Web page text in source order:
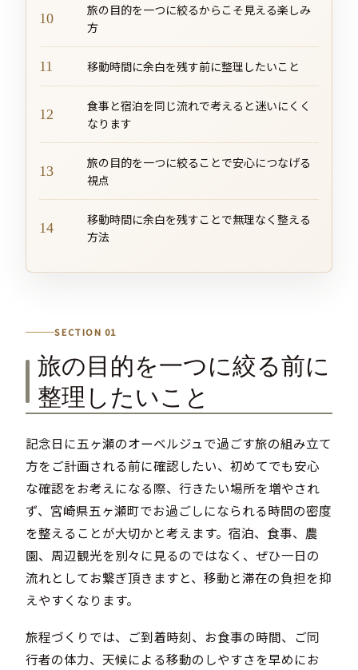
旅の目的を一つに絞るからこそ見える楽しみ
方
移動時間に余白を残す前に整理したいこと
食事と宿泊を同じ流れで考えると迷いにくく
なります
旅の目的を一つに絞ることで安心につなげる
視点
移動時間に余白を残すことで無理なく整える
方法
SECTION 01
旅の目的を一つに絞る前に
整理したいこと
記念日に五ヶ瀬のオーベルジュで過ごす旅の組み立て
方をご計画される前に確認したい、初めてでも安心
な確認をお考えになる際、行きたい場所を増やされ
ず、宮崎県五ヶ瀬町でお過ごしになられる時間の密度
を整えることが大切かと考えます。宿泊、食事、農
園、周辺観光を別々に見るのではなく、ぜひ一日の
流れとしてお繋ぎ頂きますと、移動と滞在の負担を抑
えやすくなります。
旅程づくりでは、ご到着時刻、お食事の時間、ご同
行者の体力、天候による移動のしやすさを早めにお